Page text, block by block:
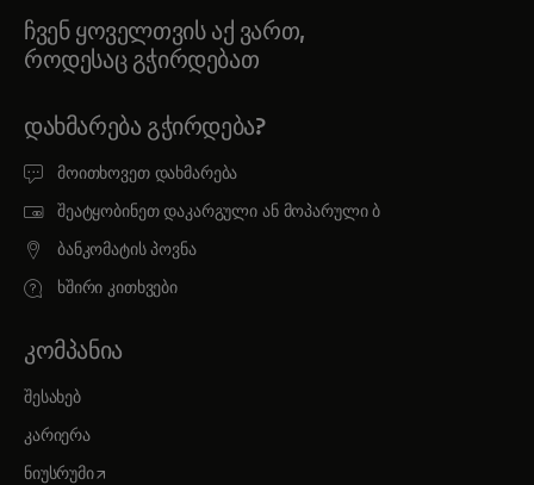
ჩვენ ყოველთვის აქ ვართ,
როდესაც გჭირდებათ
ᲓᲐᲮᲛᲐᲠᲔᲑᲐ ᲒᲭᲘᲠᲓᲔᲑᲐ?
მოითხოვეთ დახმარება
შეატყობინეთ დაკარგული ან მოპარული ბ
ბანკომატის პოვნა
ხშირი კითხვები
ᲙᲝᲛᲞᲐᲜᲘᲐ
შესახებ
კარიერა
ნიუსრუმიopens in a new tab